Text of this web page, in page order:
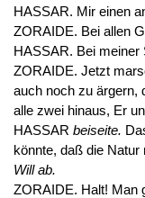
HASSAR. Mir einen
ZORAIDE. Bei allen
HASSAR. Bei meiner
ZORAIDE. Jetzt
auch noch zu ärgern,
alle zwei hinaus, Er
HASSAR beiseite.
könnte, daß die
Will ab.
ZORAIDE. Halt! Man